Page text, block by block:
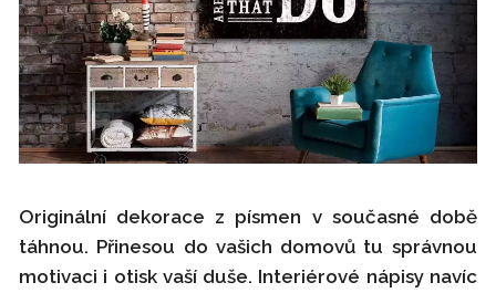
Originální dekorace z písmen v současné době
táhnou. Přinesou do vašich domovů tu správnou
motivaci i otisk vaší duše. Interiérové nápisy navíc